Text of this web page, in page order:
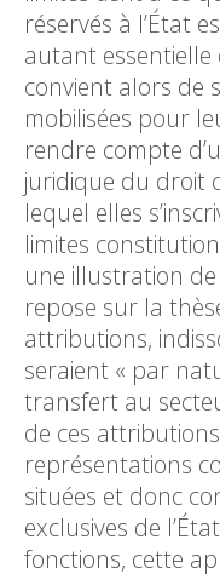
réservés à l’État
autant
convient alors de
mobilisées pour
rendre compte
juridique du droit
lequel elles
limites
une illustration de
repose sur la
attributions,
seraient « par
transfert au
de ces
représentations
situées et donc
exclusives de
fonctions, cette